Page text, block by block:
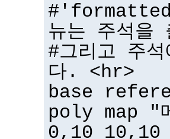
뉴는 주석을
#그리고 주
다. <hr>
base
poly map "
0,10 10,10